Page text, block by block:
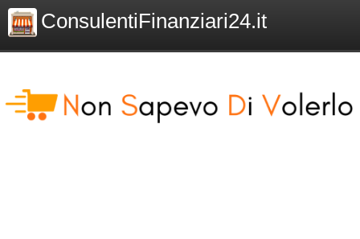
ConsulentiFinanziari24.it